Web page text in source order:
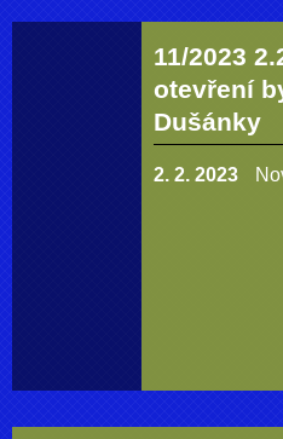
11/2023
otevření
Dušánky
2. 2. 2023